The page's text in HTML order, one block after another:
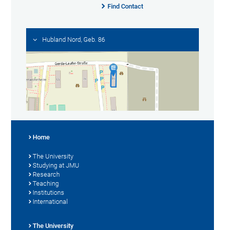
Find Contact
Hubland Nord, Geb. 86
Home
The University
Studying at JMU
Research
Teaching
Institutions
International
The University